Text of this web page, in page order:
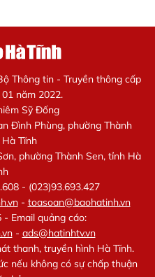
Thông tin - Truyền thông cấp
năm 2022.
Sỹ Đống
Đình Phùng, phường Thành
Tĩnh
phường Thành Sen, tỉnh Hà
- (023)93.693.427
- toasoan@baohatinh.vn
- Email quảng cáo:
- ads@hatinhtv.vn
thanh, truyền hình Hà Tĩnh.
nếu không có sự chấp thuận